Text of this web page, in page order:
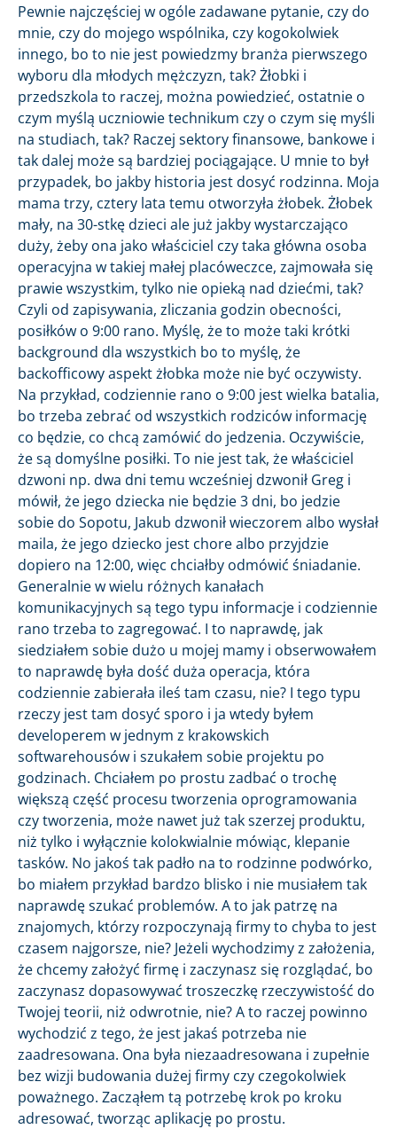
Pewnie najczęściej w ogóle zadawane pytanie, czy do
mnie, czy do mojego wspólnika, czy kogokolwiek
innego, bo to nie jest powiedzmy branża pierwszego
wyboru dla młodych mężczyzn, tak? Żłobki i
przedszkola to raczej, można powiedzieć, ostatnie o
czym myślą uczniowie technikum czy o czym się myśli
na studiach, tak? Raczej sektory finansowe, bankowe i
tak dalej może są bardziej pociągające. U mnie to był
przypadek, bo jakby historia jest dosyć rodzinna. Moja
mama trzy, cztery lata temu otworzyła żłobek. Żłobek
mały, na 30-stkę dzieci ale już jakby wystarczająco
duży, żeby ona jako właściciel czy taka główna osoba
operacyjna w takiej małej placóweczce, zajmowała się
prawie wszystkim, tylko nie opieką nad dziećmi, tak?
Czyli od zapisywania, zliczania godzin obecności,
posiłków o 9:00 rano. Myślę, że to może taki krótki
background dla wszystkich bo to myślę, że
backofficowy aspekt żłobka może nie być oczywisty.
Na przykład, codziennie rano o 9:00 jest wielka batalia,
bo trzeba zebrać od wszystkich rodziców informację
co będzie, co chcą zamówić do jedzenia. Oczywiście,
że są domyślne posiłki. To nie jest tak, że właściciel
dzwoni np. dwa dni temu wcześniej dzwonił Greg i
mówił, że jego dziecka nie będzie 3 dni, bo jedzie
sobie do Sopotu, Jakub dzwonił wieczorem albo wysłał
maila, że jego dziecko jest chore albo przyjdzie
dopiero na 12:00, więc chciałby odmówić śniadanie.
Generalnie w wielu różnych kanałach
komunikacyjnych są tego typu informacje i codziennie
rano trzeba to zagregować. I to naprawdę, jak
siedziałem sobie dużo u mojej mamy i obserwowałem
to naprawdę była dość duża operacja, która
codziennie zabierała ileś tam czasu, nie? I tego typu
rzeczy jest tam dosyć sporo i ja wtedy byłem
developerem w jednym z krakowskich
softwarehousów i szukałem sobie projektu po
godzinach. Chciałem po prostu zadbać o trochę
większą część procesu tworzenia oprogramowania
czy tworzenia, może nawet już tak szerzej produktu,
niż tylko i wyłącznie kolokwialnie mówiąc, klepanie
tasków. No jakoś tak padło na to rodzinne podwórko,
bo miałem przykład bardzo blisko i nie musiałem tak
naprawdę szukać problemów. A to jak patrzę na
znajomych, którzy rozpoczynają firmy to chyba to jest
czasem najgorsze, nie? Jeżeli wychodzimy z założenia,
że chcemy założyć firmę i zaczynasz się rozglądać, bo
zaczynasz dopasowywać troszeczkę rzeczywistość do
Twojej teorii, niż odwrotnie, nie? A to raczej powinno
wychodzić z tego, że jest jakaś potrzeba nie
zaadresowana. Ona była niezaadresowana i zupełnie
bez wizji budowania dużej firmy czy czegokolwiek
poważnego. Zacząłem tą potrzebę krok po kroku
adresować, tworząc aplikację po prostu.